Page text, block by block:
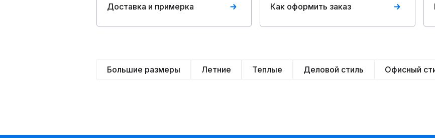
Доставка и примерка Как оформить заказ
Большие размеры Летние Теплые Деловой стиль Офисный